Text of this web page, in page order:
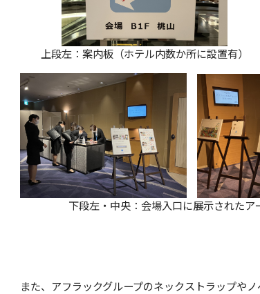
上段左：案内板（ホテル内数か所に設置
下段左・中央：会場入口に展示されたア
また、アフラックグループのネックストラップや